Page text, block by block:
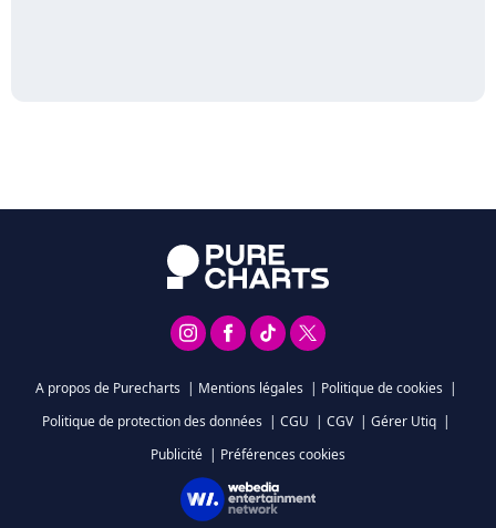
A propos de Purecharts | Mentions légales | Politique de cookies |
Politique de protection des données | CGU | CGV | Gérer Utiq |
Publicité | Préférences cookies